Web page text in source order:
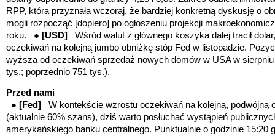
RPP, która przyznała wczoraj, że bardziej konkretną dyskusję o
mogli rozpocząć [dopiero] po ogłoszeniu projekcji
roku. ● [USD] Wśród walut z głównego koszyka dalej tracił
oczekiwań na kolejną jumbo obniżkę stóp Fed w listopadzie.
wyższa od oczekiwań sprzedaż nowych domów w USA w
tys.; poprzednio 751 tys.).
Przed nami
● [Fed] W kontekście wzrostu oczekiwań na kolejną, podwójną
(aktualnie 60% szans), dziś warto posłuchać wystąpień
amerykańskiego banku centralnego. Punktualnie o godzinie 15:20